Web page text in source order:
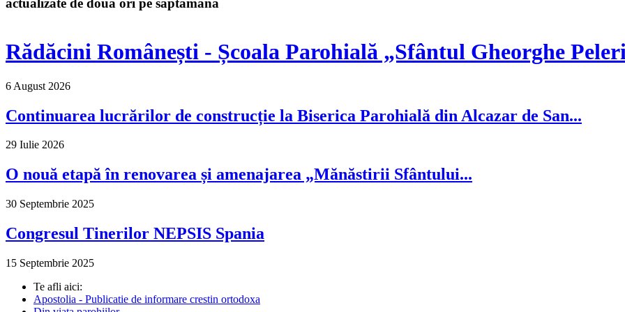
actualizate de doua ori pe saptamana
Rădăcini Românești - Școala Parohială „Sfântul Gheorghe
6 August 2026
Continuarea lucrărilor de construcție la Biserica Parohială din Alcazar de San...
29 Iulie 2026
O nouă etapă în renovarea și amenajarea „Mănăstirii Sfântului...
30 Septembrie 2025
Congresul Tinerilor NEPSIS Spania
15 Septembrie 2025
Te afli aici:
Apostolia - Publicatie de informare crestin ortodoxa